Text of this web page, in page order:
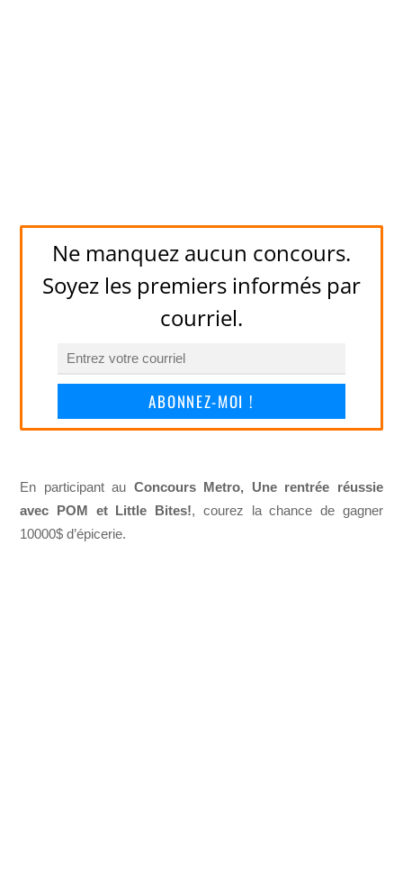
Ne manquez aucun concours.
Soyez les premiers informés par
courriel.
ABONNEZ-MOI !
En participant au Concours Metro, Une rentrée réussie
avec POM et Little Bites!, courez la chance de gagner
10000$ d’épicerie.